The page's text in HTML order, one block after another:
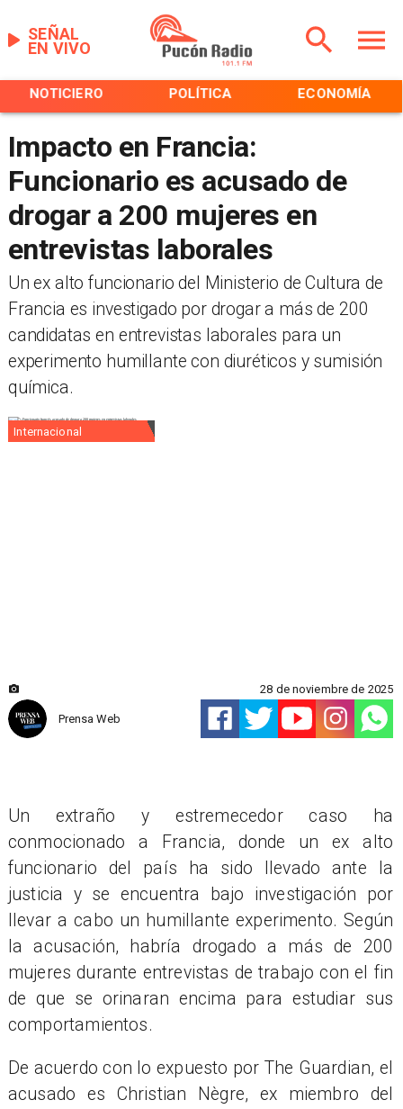
EN VIVO
SEÑAL
NOTICIERO POLÍTICA ECONOMÍA
Impacto en Francia:
Funcionario es acusado de
drogar a 200 mujeres en
entrevistas laborales
Un ex alto funcionario del Ministerio de Cultura de
Francia es investigado por drogar a más de 200
candidatas en entrevistas laborales para un
experimento humillante con diuréticos y sumisión
química.
Internacional
Prensa Web
28 de noviembre de 2025
Un extraño y estremecedor caso ha
conmocionado a Francia, donde un ex alto
funcionario del país ha sido llevado ante la
justicia y se encuentra bajo investigación por
llevar a cabo un humillante experimento. Según
la acusación, habría drogado a más de 200
mujeres durante entrevistas de trabajo con el fin
de que se orinaran encima para estudiar sus
comportamientos.
De acuerdo con lo expuesto por The Guardian, el
acusado es Christian Nègre, ex miembro del